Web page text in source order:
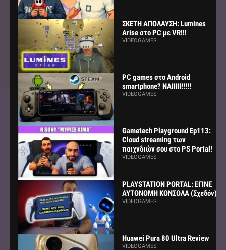
ΣΚΕΤΗ ΑΠΟΛΑΥΣΗ: Lumines
Arise στο PC με VR!!!
VIDEOGAMES
PC games στο Android
smartphone? ΝΑΙΙΙΙΙ!!!!!
VIDEOGAMES
Gametech Playground Ep113:
Cloud streaming των
παιχνδιών σου στο PS Portal!
VIDEOGAMES
PLAYSTATION PORTAL: ΕΓΙΝΕ
ΑΥΤΟΝΟΜΗ ΚΟΝΣΟΛΑ (Σχεδόν)
VIDEOGAMES
Huawei Pura 80 Ultra Review
VIDEOGAMES